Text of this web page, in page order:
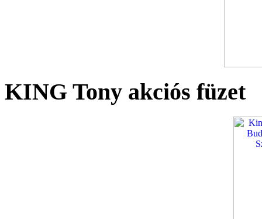
KING Tony akciós füzet